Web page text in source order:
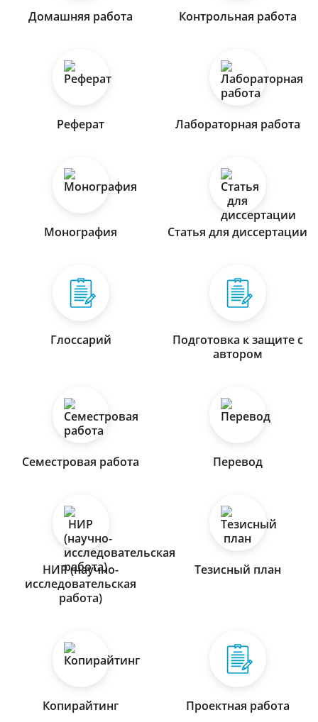
Домашняя работа Контрольная работа
Реферат Лабораторная работа
Монография Статья для диссертации
Глоссарий
Подготовка к защите с
автором
Семестровая работа Перевод
НИР (научно-
исследовательская
работа)
Тезисный план
Копирайтинг Проектная работа